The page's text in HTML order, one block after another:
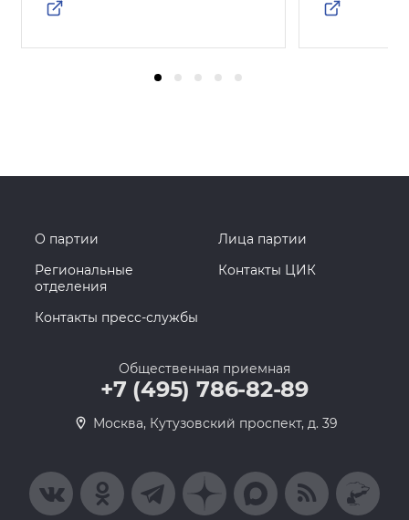
О партии
Лица партии
Региональные
отделения
Контакты ЦИК
Контакты пресс-службы
Общественная приемная
+7 (495) 786-82-89
Москва, Кутузовский проспект, д. 39